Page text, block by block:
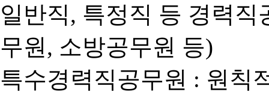
일반직, 특정직 등 경력
무원, 소방공무원 등)
특수경력직공무원 : 원칙